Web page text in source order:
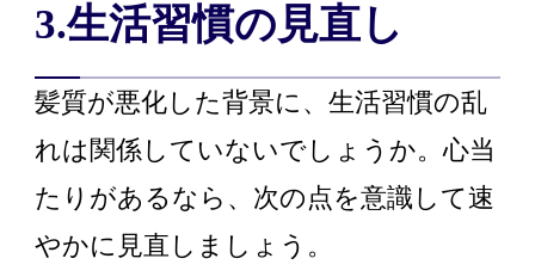
3.生活習慣の見直し
髪質が悪化した背景に、生活習慣の乱
れは関係していないでしょうか。心当
たりがあるなら、次の点を意識して速
やかに見直しましょう。